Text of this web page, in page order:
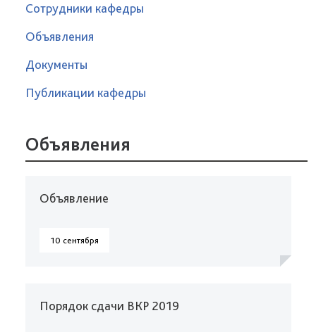
Сотрудники кафедры
Объявления
Документы
Публикации кафедры
Объявления
Объявление
10 сентября
Порядок сдачи ВКР 2019